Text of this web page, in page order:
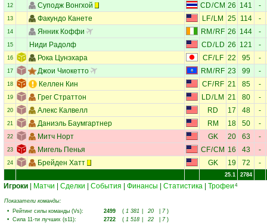
12 Суподж Вонгхой CD/CM 26 141 -
13 Факундо Канете LF/ LM 25 114 -
14 Янник Коффи RM / RF 26 144 -
15 Ниди Радолф CD/LD 26 121 -
16 Рока Цунэхара CF/LF 22 95 -
17 Джои Чиокетто RM / RF 23 99 -
18 Келлен Кин CF/RF 21 85 -
19 Грег Страттон LD/ LM 21 80 -
20 Алекс Калвелл RD 17 48 -
21 Даниэль Баумгартнер RM 18 50 -
22 Митч Норт GK 20 63 -
23 Мигель Пенья CF/CM 16 43 -
24 Брейден Хатт GK 19 72 -
25.1 2784
Игроки Матчи Сделки События Финансы Статистика Трофеи 4
Показатели команды:
• Рейтинг силы команды (Vs): 2499 ( 1 381 20 7)
• Сила 11-ти лучших (s11): 2722 ( 1 518 22 7)